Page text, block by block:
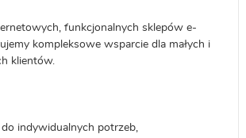
funkcjonalnych sklepów e-
kompleksowe wsparcie dla małych i
klientów.
indywidualnych potrzeb,